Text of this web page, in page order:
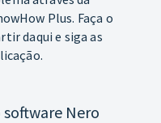
Plus. Faça o
daqui e siga as
Nero